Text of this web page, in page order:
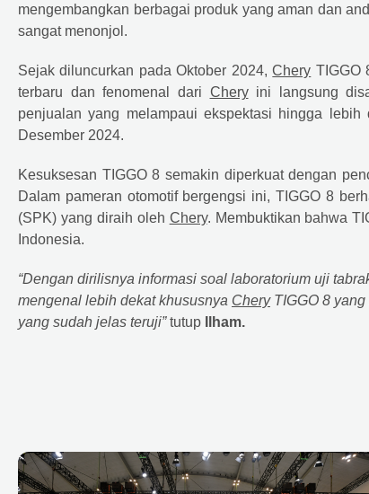
mengembangkan berbagai produk yang aman dan
sangat menonjol.
Sejak diluncurkan pada Oktober 2024,Chery TIGGO
terbaru dan fenomenal dari Cheryini langsung
penjualan yang melampaui ekspektasi hingga
Desember 2024.
Kesuksesan TIGGO 8 semakin diperkuat dengan
Dalam pameran otomotif bergengsi ini, TIGGO 8
(SPK) yang diraih oleh Chery. Membuktikan bahwa
Indonesia.
“Dengan dirilisnya informasi soal laboratorium uji
mengenal lebih dekat khususnya CheryTIGGO 8 yang
yang sudah jelas teruji”tutup Ilham.